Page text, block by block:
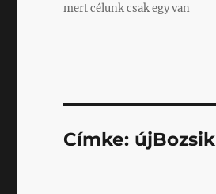
mert célunk csak egy van
Címke: újBozsik